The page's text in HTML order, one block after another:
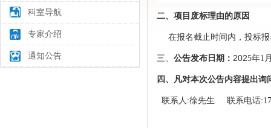
科室导航
专家介绍
通知公告
二、项目废标理由的原因
在报名截止时间内，投标
三、 公告发布日期： 2025年1
四、凡对本次公告内容提出
联系人 :徐先生 联系电话: